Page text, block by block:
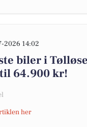
2026 14:02
biler i
64.900 kr!
her